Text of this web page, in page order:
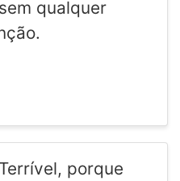
qualquer
porque